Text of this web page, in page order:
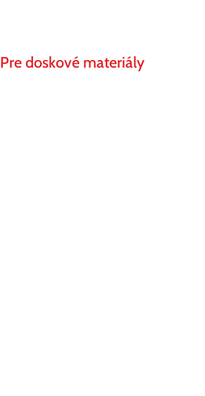
Pre doskové materiály